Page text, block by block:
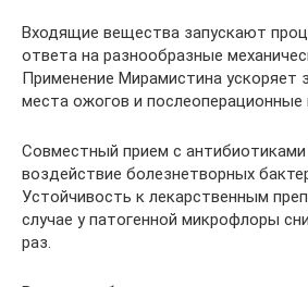
Входящие вещества запускают
ответа на разнообразные
Применение Мирамистина ускоряет
места ожогов и послеоперационные
Совместный прием с антибиотиками
воздействие болезнетворных
Устойчивость к лекарственным
случае у патогенной микрофлоры
раз.